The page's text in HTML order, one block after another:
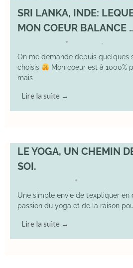
SRI LANKA, INDE:
MON COEUR BALANCE
•
On me demande depuis quelques
choisis
Mon coeur est à 1000%
mais
Lire la suite →
LE YOGA, UN CHEMIN
SOI.
•
Une simple envie de t’expliquer
passion du yoga et de la raison
Lire la suite →